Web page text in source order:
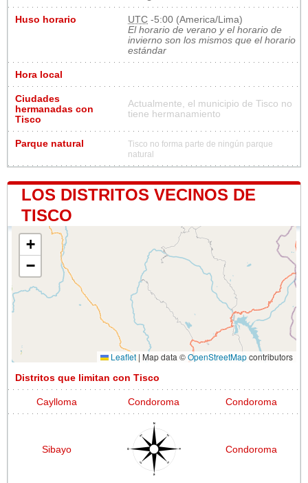
Huso horario UTC -5:00 (America/Lima)
El horario de verano y el horario de
invierno son los mismos que el horario
estándar
Hora local
Ciudades
hermanadas con
Tisco
Actualmente, el municipio de Tisco no
tiene hermanamiento
Parque natural
Tisco no forma parte de ningún parque
natural
LOS DISTRITOS VECINOS DE
TISCO
+
−
Leaflet | Map data ©OpenStreetMapcontributors
Distritos que limitan con Tisco
Caylloma Condoroma Condoroma
Sibayo Condoroma